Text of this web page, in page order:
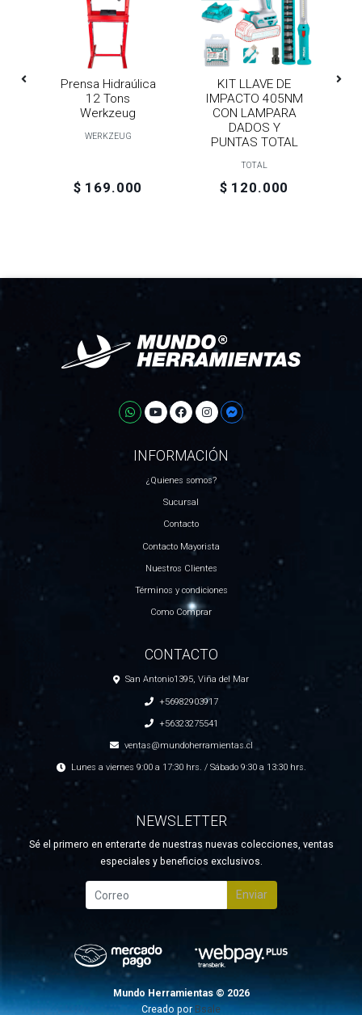
Prensa Hidraúlica
12 Tons
Werkzeug
WERKZEUG
$ 169.000
KIT LLAVE DE
IMPACTO 405NM
CON LAMPARA
DADOS Y
PUNTAS TOTAL
TOTAL
$ 120.000
INFORMACIÓN
¿Quienes somos?
Sucursal
Contacto
Contacto Mayorista
Nuestros Clientes
Términos y condiciones
Como Comprar
CONTACTO
San Antonio1395, Viña del Mar
+56982903917
+56323275541
ventas@mundoherramientas.cl
Lunes a viernes 9:00 a 17:30 hrs. / Sábado 9:30 a 13:30 hrs.
NEWSLETTER
Sé el primero en enterarte de nuestras nuevas colecciones, ventas
especiales y beneficios exclusivos.
Enviar
Mundo Herramientas © 2026
Creado por Bsale